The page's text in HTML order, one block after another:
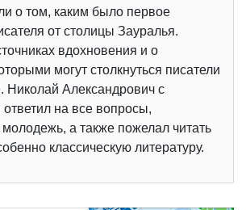
о том, каким было первое
от столицы Зауралья.
вдохновения и о
могут столкнуться писатели
Николай Александрович с
на все вопросы,
а также пожелал читать
классическую литературу.